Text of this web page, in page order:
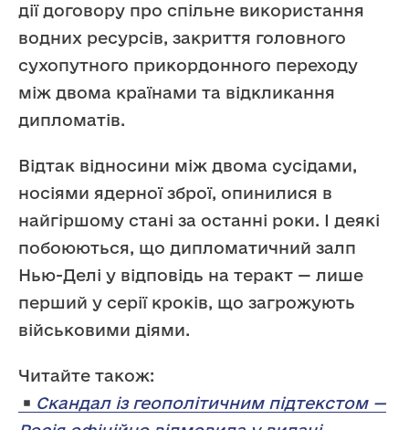
дії договору про спільне використання
водних ресурсів, закриття головного
сухопутного прикордонного переходу
між двома країнами та відкликання
дипломатів.
Відтак відносини між двома сусідами,
носіями ядерної зброї, опинилися в
найгіршому стані за останні роки. І деякі
побоюються, що дипломатичний залп
Нью-Делі у відповідь на теракт — лише
перший у серії кроків, що загрожують
військовими діями.
Читайте також:
Скандал із геополітичним підтекстом —